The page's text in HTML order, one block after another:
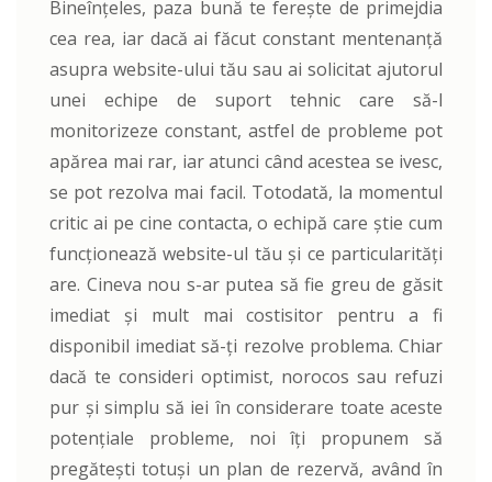
Bineînțeles, paza bună te ferește de primejdia
cea rea, iar dacă ai făcut constant mentenanță
asupra website-ului tău sau ai solicitat ajutorul
unei echipe de suport tehnic care să-l
monitorizeze constant, astfel de probleme pot
apărea mai rar, iar atunci când acestea se ivesc,
se pot rezolva mai facil. Totodată, la momentul
critic ai pe cine contacta, o echipă care știe cum
funcționează website-ul tău și ce particularități
are. Cineva nou s-ar putea să fie greu de găsit
imediat și mult mai costisitor pentru a fi
disponibil imediat să-ți rezolve problema. Chiar
dacă te consideri optimist, norocos sau refuzi
pur și simplu să iei în considerare toate aceste
potențiale probleme, noi îți propunem să
pregătești totuși un plan de rezervă, având în